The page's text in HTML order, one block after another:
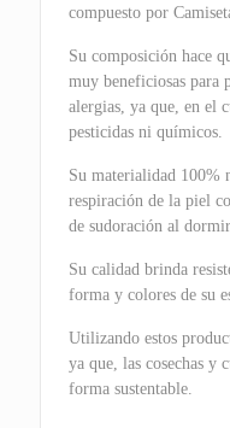
compuesto por
Su composición hace
muy beneficiosas para
alergias, ya que, en el
pesticidas ni químicos.
Su materialidad 100%
respiración de la piel
de sudoración al
Su calidad brinda
forma y colores de su
Utilizando estos
ya que, las cosechas y
forma sustentable.